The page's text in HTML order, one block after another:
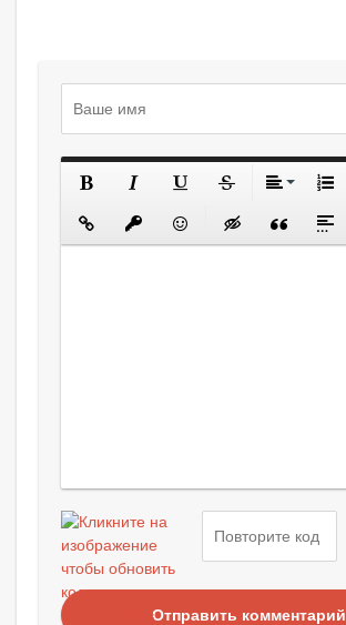
Отправить комментарий